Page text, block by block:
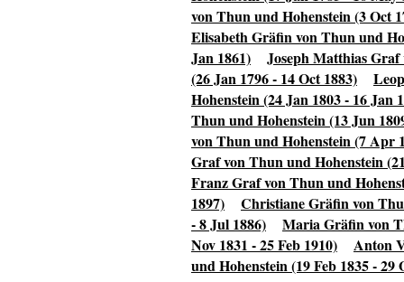
von Thun und Hohenstein (3 Oct
Elisabeth Gräfin von Thun und
Jan 1861)
Joseph Matthias Graf
(26 Jan 1796 - 14 Oct 1883)
Hohenstein (24 Jan 1803 - 16 Jan
Thun und Hohenstein (13 Jun
von Thun und Hohenstein (7 Apr
Graf von Thun und Hohenstein
Franz Graf von Thun und
1897)
Christiane Gräfin von
- 8 Jul 1886)
Maria Gräfin von
Nov 1831 - 25 Feb 1910)
Anton
und Hohenstein (19 Feb 1835 - 29